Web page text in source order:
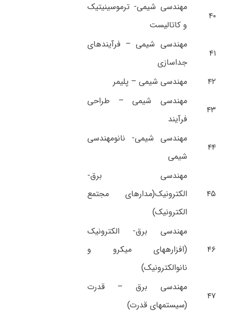
۴۰
مهندسی شیمی- ترموسینیتیک
و کاتالیست
۴۱
مهندسی شیمی – فرآیندهای
جداسازی
۴۲
مهندسی شیمی – پلیمر
۴۳
مهندسی شیمی – طراحی
فرآیند
۴۴
مهندسی شیمی- نانومهندسی
شیمی
۴۵
مهندسی برق-
الکترونیک(مدارهای مجتمع
الکترونیک)
۴۶
مهندسی برق- الکترونیک
(افزارههای میکرو و
نانوالکترونیک)
۴۷
مهندسی برق – قدرت
(سیستمهای قدرت)